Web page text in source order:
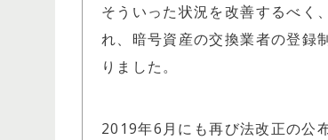
そういった状況を改善するべく
れ、暗号資産の交換業者の登録
りました。
2019年6月にも再び法改正の公